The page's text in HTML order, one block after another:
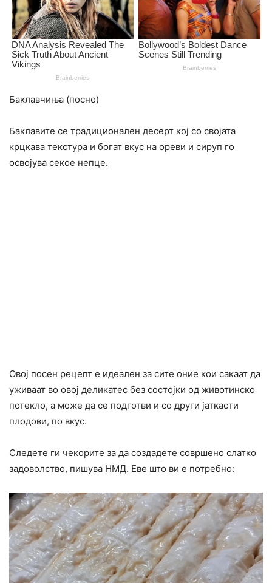
Баклавчиња (посно)
Баклавите се традиционален десерт кој со својата
крцкава текстура и богат вкус на ореви и сируп го
освојува секое непце.
Овој посен рецепт е идеален за сите оние кои сакаат да
уживаат во овој деликатес без состојки од животинско
потекло, а може да се подготви и со други јаткасти
плодови, по вкус.
Следете ги чекорите за да создадете совршено слатко
задоволство, пишува НМД. Еве што ви е потребно: